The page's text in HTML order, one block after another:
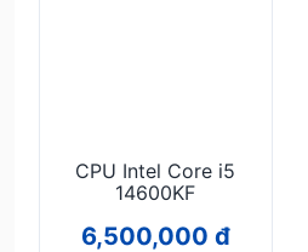
CPU Intel Core i5
14600KF
6,500,000 đ